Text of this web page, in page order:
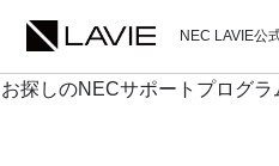
NEC LAVIE公
お探しのNECサポートプログラ